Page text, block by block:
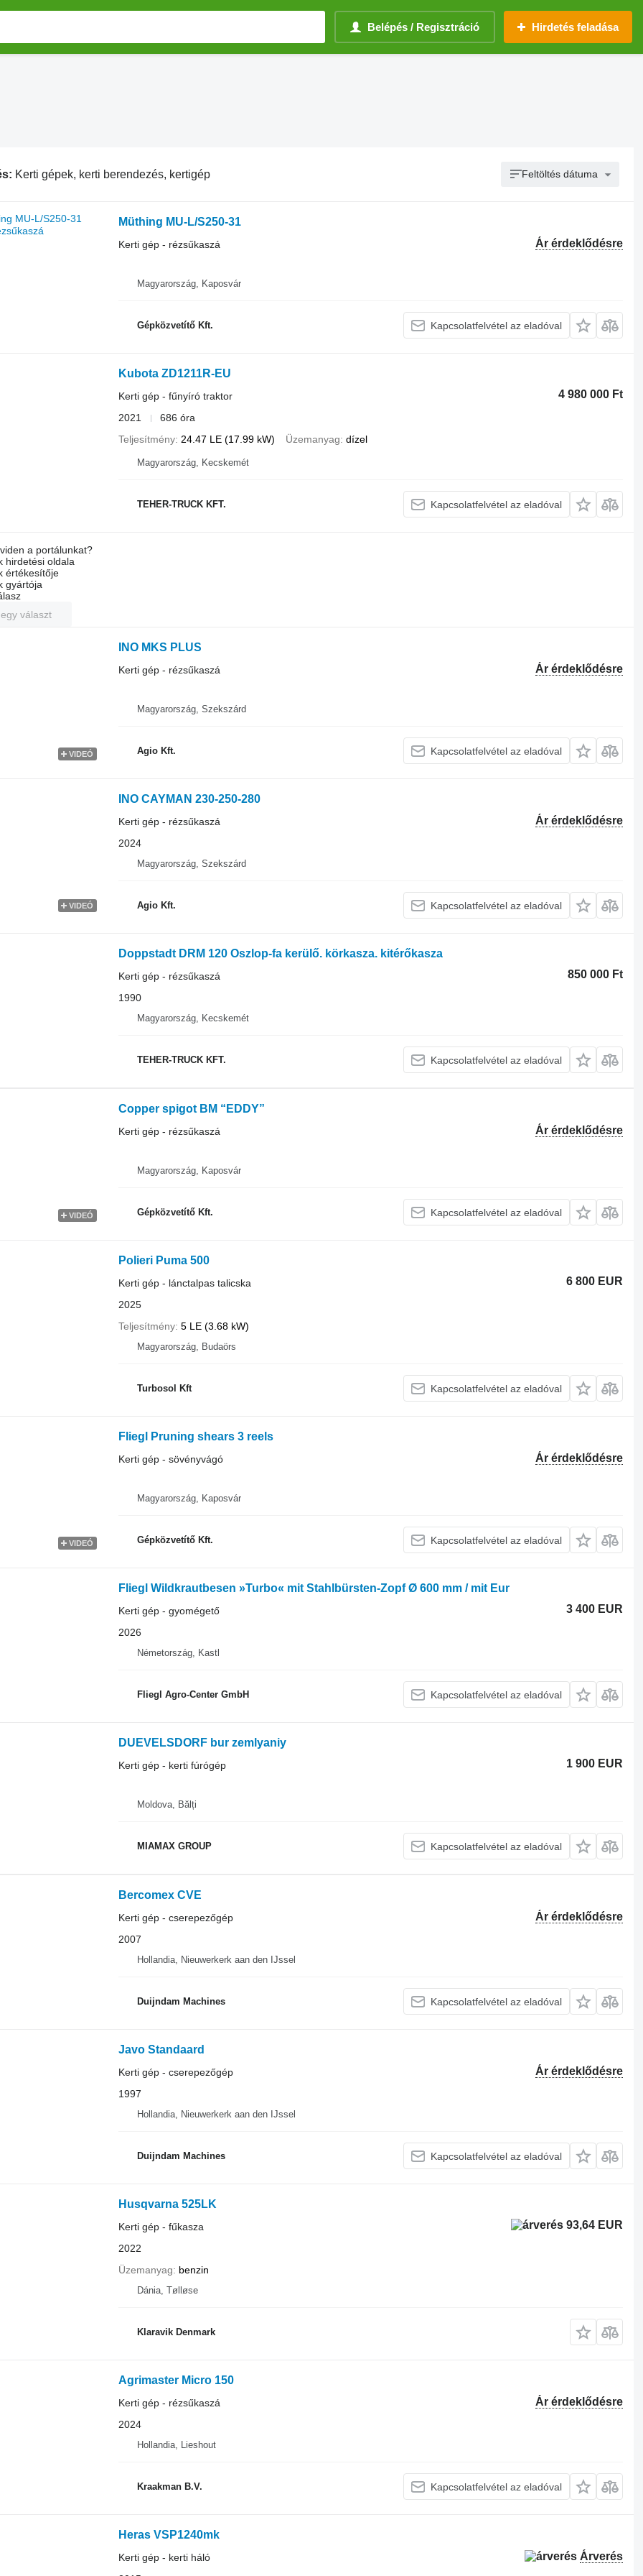
Belépés / Regisztráció Hirdetés feladása
Kerti gépek, kerti berendezés, kertigép Feltöltés dátuma
Müthing MU-L/S250-31
Ár érdeklődésre
Kerti gép - rézsűkaszá
Magyarország, Kaposvár
Gépközvetítő Kft. Kapcsolatfelvétel az eladóval
Kubota ZD1211R-EU
4 980 000 Ft
Kerti gép - fűnyíró traktor
2021
686 óra
Teljesítmény 24.47 LE (17.99 kW) Üzemanyag dízel
Magyarország, Kecskemét
TEHER-TRUCK KFT. Kapcsolatfelvétel az eladóval
a portálunkat?
hirdetési oldala
értékesítője
gyártója
választ
VIDEÓ
INO MKS PLUS
Ár érdeklődésre
Kerti gép - rézsűkaszá
Magyarország, Szekszárd
Agio Kft. Kapcsolatfelvétel az eladóval
VIDEÓ
INO CAYMAN 230-250-280
Ár érdeklődésre
Kerti gép - rézsűkaszá
2024
Magyarország, Szekszárd
Agio Kft. Kapcsolatfelvétel az eladóval
Doppstadt DRM 120 Oszlop-fa kerülő. körkasza. kitérőkasza
850 000 Ft
Kerti gép - rézsűkaszá
1990
Magyarország, Kecskemét
TEHER-TRUCK KFT. Kapcsolatfelvétel az eladóval
VIDEÓ
Copper spigot BM “EDDY”
Ár érdeklődésre
Kerti gép - rézsűkaszá
Magyarország, Kaposvár
Gépközvetítő Kft. Kapcsolatfelvétel az eladóval
Polieri Puma 500
6 800 EUR
Kerti gép - lánctalpas talicska
2025
Teljesítmény 5 LE (3.68 kW)
Magyarország, Budaörs
Turbosol Kft Kapcsolatfelvétel az eladóval
VIDEÓ
Fliegl Pruning shears 3 reels
Ár érdeklődésre
Kerti gép - sövényvágó
Magyarország, Kaposvár
Gépközvetítő Kft. Kapcsolatfelvétel az eladóval
Fliegl Wildkrautbesen »Turbo« mit Stahlbürsten-Zopf Ø 600 mm / mit Eur
3 400 EUR
Kerti gép - gyomégető
2026
Németország, Kastl
Fliegl Agro-Center GmbH Kapcsolatfelvétel az eladóval
DUEVELSDORF bur zemlyaniy
1 900 EUR
Kerti gép - kerti fúrógép
Moldova, Bălți
MIAMAX GROUP Kapcsolatfelvétel az eladóval
Bercomex CVE
Ár érdeklődésre
Kerti gép - cserepezőgép
2007
Hollandia, Nieuwerkerk aan den IJssel
Duijndam Machines Kapcsolatfelvétel az eladóval
Javo Standaard
Ár érdeklődésre
Kerti gép - cserepezőgép
1997
Hollandia, Nieuwerkerk aan den IJssel
Duijndam Machines Kapcsolatfelvétel az eladóval
Husqvarna 525LK
93,64 EUR
Kerti gép - fűkasza
2022
Üzemanyag
benzin
Dánia, Tølløse
Klaravik Denmark
Agrimaster Micro 150
Ár érdeklődésre
Kerti gép - rézsűkaszá
2024
Hollandia, Lieshout
Kraakman B.V. Kapcsolatfelvétel az eladóval
Heras VSP1240mk
Árverés
Kerti gép - kerti háló